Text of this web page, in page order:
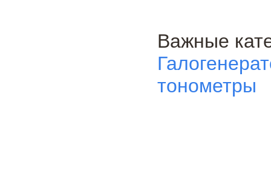
Важные
тонометры